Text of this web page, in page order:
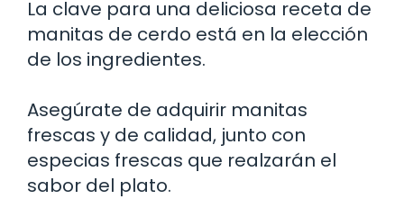
La clave para una deliciosa receta de
manitas de cerdo está en la elección
de los ingredientes.
Asegúrate de adquirir manitas
frescas y de calidad, junto con
especias frescas que realzarán el
sabor del plato.